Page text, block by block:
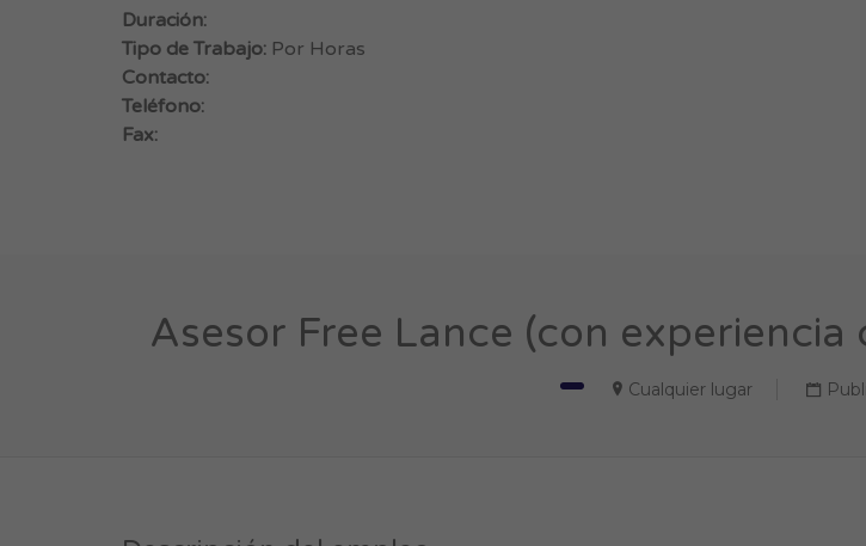
Duración:
Tipo de Trabajo: Por Horas
Contacto:
Teléfono:
Fax:
Asesor Free Lance (con
Cualquier lugar